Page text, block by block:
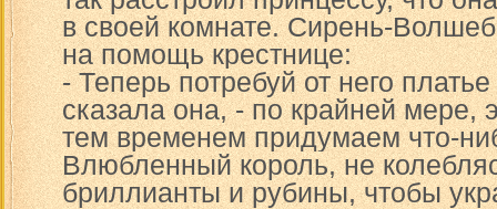
в своей комнате. Сирень-
на помощь крестнице:
- Теперь потребуй от него
сказала она, - по крайней мере,
тем временем придумаем что-
Влюбленный король, не
бриллианты и рубины, чтобы